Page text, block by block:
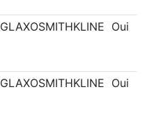
GLAXOSMITHKLINE Oui
GLAXOSMITHKLINE Oui